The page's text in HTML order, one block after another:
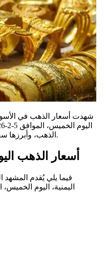
شهدت أسعار الذهب في
الذهب، وأبرزها سعر الذهب عيار 21 وأوقية الذهب.
أسعار الذهب
فيما يلي يُقدم المشهد